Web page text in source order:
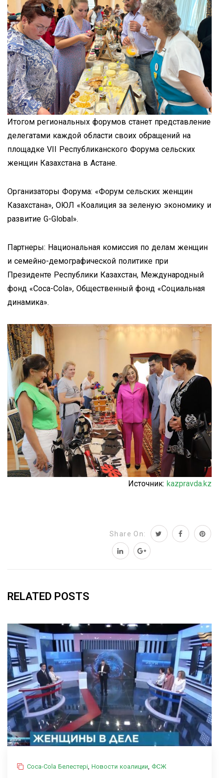
Итогом региональных форумов станет представление
делегатами каждой области своих обращений на
площадке VІI Республиканского Форума сельских
женщин Казахстана в Астане.
Организаторы Форума: «Форум сельских женщин
Казахстана», ОЮЛ «Коалиция за зеленую экономику и
развитие G-Global».
Партнеры: Национальная комиссия по делам женщин
и семейно-демографической политике при
Президенте Республики Казахстан, Международный
фонд «Coca-Cola», Общественный фонд «Социальная
динамика».
Источник: kazpravda.kz
Share On:
RELATED POSTS
Coca-Cola Белестері, Новости коалиции, ФСЖ